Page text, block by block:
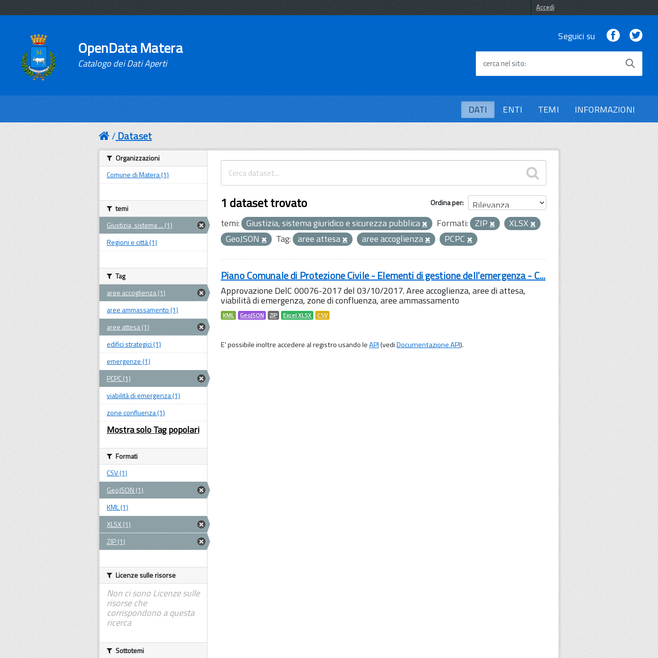
Accedi
OpenData Matera
Catalogo dei Dati Aperti
Seguici su Facebook
cerca nel sito
DATI ENTI TEMI INFORMAZIONI
Dataset
Ordina per
1 dataset trovato
temi: Giustizia, sistema giuridico e sicurezza pubblica Formati: ZIP
XLSX
GeoJSON
Tag: aree attesa aree accoglienza PCPC
Piano Comunale di Protezione Civile - Elementi di gestione dell'emergenza - C...
Approvazione DelC 00076-2017 del 03/10/2017. Aree accoglienza, aree di attesa,
viabilità di emergenza, zone di confluenza, aree ammassamento
KML GeoJSON ZIP Excel XLSX CSV
E' possibile inoltre accedere al registro usando leAPI(vediDocumentazione API).
Organizzazioni
Comune di Matera (1)
temi
Giustizia, sistema ... (1)
Regioni e città (1)
Tag
aree accoglienza (1)
aree ammassamento (1)
aree attesa (1)
edifici strategici (1)
emergenze (1)
PCPC (1)
viabilità di emergenza (1)
zone confluenza (1)
Mostra solo Tag popolari
Formati
CSV (1)
GeoJSON (1)
KML (1)
XLSX (1)
ZIP (1)
Licenze sulle risorse
Non ci sono Licenze sulle
risorse che
corrispondono a questa
ricerca
Sottotemi